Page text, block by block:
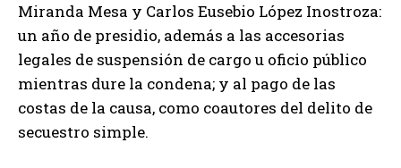
Miranda Mesa y Carlos Eusebio López Inostroza:
un año de presidio, además a las accesorias
legales de suspensión de cargo u oficio público
mientras dure la condena; y al pago de las
costas de la causa, como coautores del delito de
secuestro simple.